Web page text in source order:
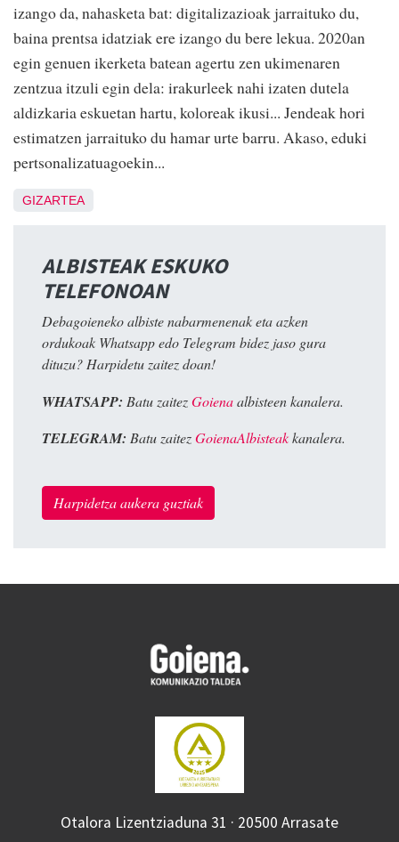
izango da, nahasketa bat: digitalizazioak jarraituko du,
baina prentsa idatziak ere izango du bere lekua. 2020an
egin genuen ikerketa batean agertu zen ukimenaren
zentzua itzuli egin dela: irakurleek nahi izaten dutela
aldizkaria eskuetan hartu, koloreak ikusi... Jendeak hori
estimatzen jarraituko du hamar urte barru. Akaso, eduki
pertsonalizatuagoekin...
GIZARTEA
ALBISTEAK ESKUKO
TELEFONOAN
Debagoieneko albiste nabarmenenak eta azken
ordukoak Whatsapp edo Telegram bidez jaso gura
dituzu? Harpidetu zaitez doan!
WHATSAPP: Batu zaitezGoienaalbisteen kanalera.
TELEGRAM: Batu zaitezGoienaAlbisteakkanalera.
Harpidetza aukera guztiak
Otalora Lizentziaduna 31 · 20500 Arrasate